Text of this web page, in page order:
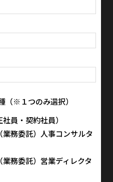
（※１つのみ選択）
員・契約社員）
務委託）人事コンサルタ
務委託）営業ディレクタ